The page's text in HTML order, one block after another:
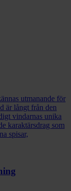
utmanande för
är långt från den
vindarnas unika
karaktärsdrag som
spisar,